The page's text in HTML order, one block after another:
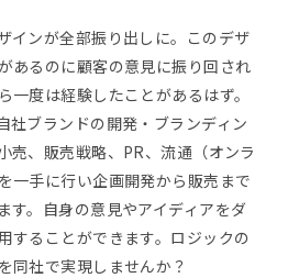
インが全部振り出しに。このデザ
あるのに顧客の意見に振り回され
度は経験したことがあるはず。
社ブランドの開発・ブランディン
売、販売戦略、PR、流通（オンラ
一手に行い企画開発から販売まで
す。自身の意見やアイディアをダ
することができます。ロジックの
同社で実現しませんか？